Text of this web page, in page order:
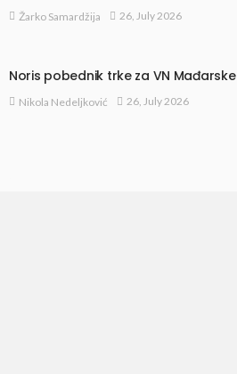
Žarko Samardžija 26, July 2026
Noris pobednik trke za VN Mađarske
Nikola Nedeljković 26, July 2026